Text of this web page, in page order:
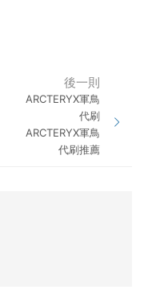
後一則
ARCTERYX軍鳥
代刷
ARCTERYX軍鳥
代刷推薦